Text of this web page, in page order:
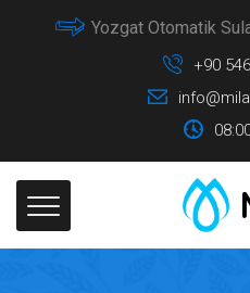
Yozgat Otomatik
+90